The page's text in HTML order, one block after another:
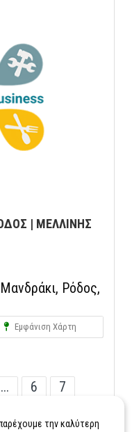
| ΜΕΛΛΙΝΗΣ
Ρόδος,
Εμφάνιση Χάρτη
... 6
7
την καλύτερη